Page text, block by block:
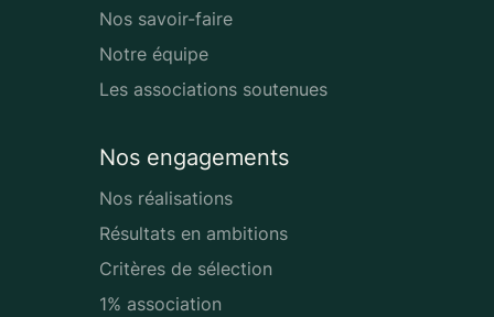
Nos savoir-faire
Notre équipe
Les associations soutenues
Nos engagements
Nos réalisations
Résultats en ambitions
Critères de sélection
1% association